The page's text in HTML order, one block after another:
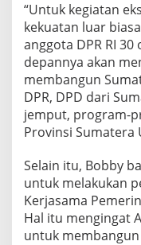
“Untuk kegiatan
kekuatan luar
anggota DPR RI
depannya akan
membangun
DPR, DPD dari
jemput, program-
Provinsi Sumatera
Selain itu, Bobby
untuk melakukan
Kerjasama
Hal itu mengingat
untuk